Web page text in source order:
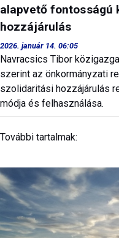
alapvető fontosságú
hozzájárulás
2026. január 14. 06:05
Navracsics Tibor
szerint az önkormányzati
szolidaritási hozzájárulás
módja és felhasználása.
További tartalmak: